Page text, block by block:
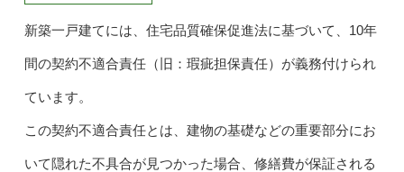
新築一戸建てには、住宅品質確保促進法に基づいて、10年
間の契約不適合責任（旧：瑕疵担保責任）が義務付けられ
ています。
この契約不適合責任とは、建物の基礎などの重要部分にお
いて隠れた不具合が見つかった場合、修繕費が保証される